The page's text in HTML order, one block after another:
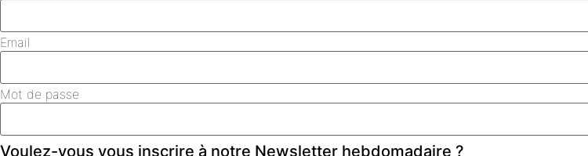
Email
Mot de passe
Voulez-vous vous inscrire à notre Newsletter hebdomadaire ?